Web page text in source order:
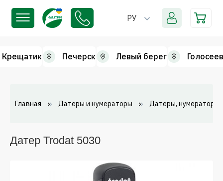
РУ
Крещатик Печерск Левый берег
Главная Датеры и нумераторы Датеры, нумераторы
Датер Trodat 5030